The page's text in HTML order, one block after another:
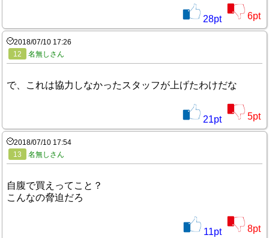
28pt 6pt
2018/07/10 17:26
12
名無しさん
で、これは協力しなかったスタッフが上げたわけだな
21pt 5pt
2018/07/10 17:54
13
名無しさん
自腹で買えってこと？
こんなの脅迫だろ
11pt 8pt